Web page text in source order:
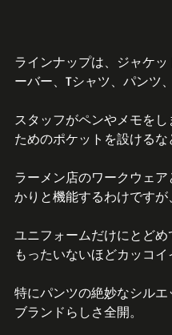
ラインナップは、ジャケッ
ーバー、Tシャツ、パンツ
スタッフがペンやメモをし
ためのポケットを設けるな
ラーメン店のワークウェア
かりと機能するわけですが、
ユニフォームだけにとどめ
もったいないほどカッコイ
特にパンツの絶妙なシルエ
ブランドらしさ全開。